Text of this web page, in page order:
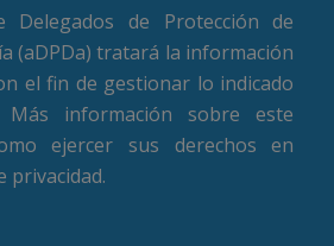
Delegados de Protección de
(aDPDa) tratará la información
el fin de gestionar lo indicado
información sobre este
ejercer sus derechos en
privacidad.